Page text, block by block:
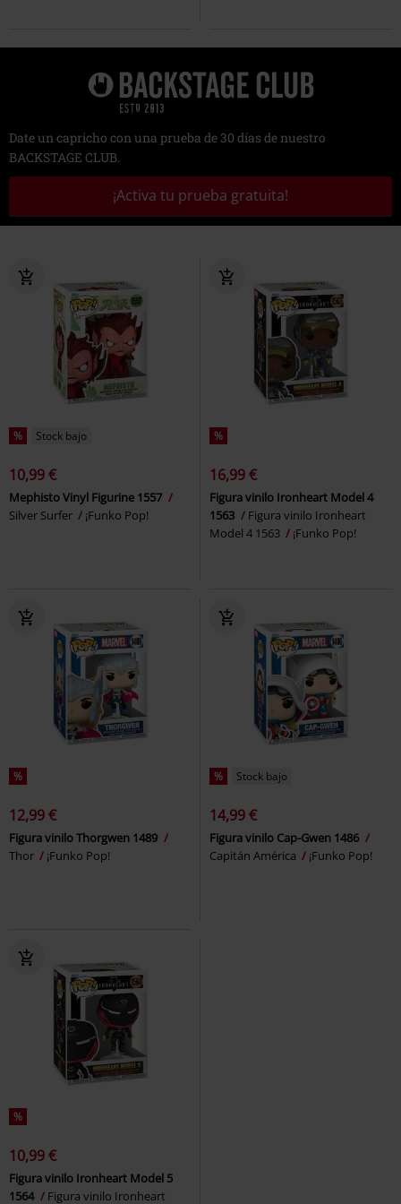
Date un capricho con una prueba de 30 días de nuestro
BACKSTAGE CLUB.
¡Activa tu prueba gratuita!
% Stock bajo
10,99 €
Mephisto Vinyl Figurine 1557
Silver Surfer
¡Funko Pop!
%
16,99 €
Figura vinilo Ironheart Model 4
1563
Figura vinilo Ironheart
Model 4 1563
¡Funko Pop!
%
12,99 €
Figura vinilo Thorgwen 1489
Thor
¡Funko Pop!
% Stock bajo
14,99 €
Figura vinilo Cap-Gwen 1486
Capitán América
¡Funko Pop!
%
10,99 €
Figura vinilo Ironheart Model 5
1564
Figura vinilo Ironheart